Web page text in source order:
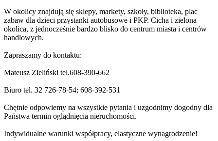
W okolicy znajdują się sklepy, markety, szkoły, biblioteka, plac
zabaw dla dzieci przystanki autobusowe i PKP. Cicha i zielona
okolica, z jednocześnie bardzo blisko do centrum miasta i centrów
handlowych.
Zapraszamy do kontaktu:
Mateusz Zieliński tel.608-390-662
Biuro tel. 32 726-78-54; 608-392-531
Chętnie odpowiemy na wszystkie pytania i uzgodnimy dogodny dla
Państwa termin oglądnięcia nieruchomości.
Indywidualne warunki współpracy, elastyczne wynagrodzenie!